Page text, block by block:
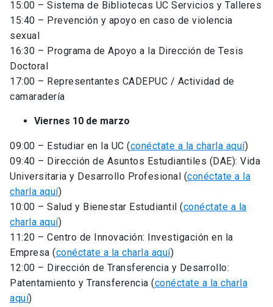
15:00 – Sistema de Bibliotecas UC Servicios y Talleres
15:40 – Prevención y apoyo en caso de violencia
sexual
16:30 – Programa de Apoyo a la Dirección de Tesis
Doctoral
17:00 – Representantes CADEPUC / Actividad de
camaradería
Viernes 10 de marzo
09:00 – Estudiar en la UC (conéctate a la charla aquí)
09:40 – Dirección de Asuntos Estudiantiles (DAE): Vida
Universitaria y Desarrollo Profesional (conéctate a la
charla aquí)
10:00 – Salud y Bienestar Estudiantil (conéctate a la
charla aquí)
11:20 – Centro de Innovación: Investigación en la
Empresa (conéctate a la charla aquí)
12:00 – Dirección de Transferencia y Desarrollo:
Patentamiento y Transferencia (conéctate a la charla
aquí)